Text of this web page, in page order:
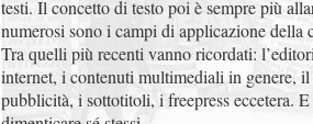
testi. Il concetto di testo poi è sempre più
numerosi sono i campi di applicazione della
Tra quelli più recenti vanno ricordati:
internet, i contenuti multimediali in genere,
pubblicità, i sottotitoli, i freepress eccetera.